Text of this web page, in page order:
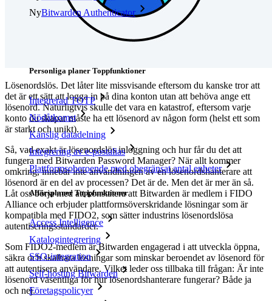
NyBitwarden Authenticator
Personliga planer Toppfunktioner
Integrerad TOTP
Nödåtkomst
Känslig datadelning
Integrering av e-postalias
Plattformsoberoende med obegränsat antal enheter
Affärsplaner Toppfunktioner
Access Intelligence
Katalogintegrering
SSO-integration
Self-hosting Bitwarden
Företagspolicyer
Lösenordslös. Det låter lite missvisande eftersom du kanske tror att
det är ett sätt att logga in på dina konton utan att behöva ange ett
lösenord. Naturligtvis skulle det vara en katastrof, eftersom varje
konto du skapar måste ha ett lösenord av någon form (helst ett som
är starkt och unikt).
Så, vad exakt är lösenordslös inloggning och hur får du det att
fungera med Bitwarden Password Manager? När allt kommer
omkring, innebär inte användningen av en lösenordshanterare att
lösenord är en del av processen? Det är de. Men det är mer än så.
Låt oss börja med att konstatera att Bitwarden är medlem i FIDO
Alliance och erbjuder plattformsöverskridande lösningar som är
kompatibla med FIDO2, som sätter industrins lösenordslösa
autentiseringsstandarder.
Som FIDO2-medlem är Bitwarden engagerad i att utveckla öppna,
säkra och skalbara lösningar som minskar beroendet av lösenord för
att autentisera användare. Vilket leder oss tillbaka till frågan: Är inte
lösenord väsentliga för hur lösenordshanterare fungerar? Både ja
och nej.